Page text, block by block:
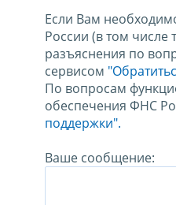
Если Вам
России (в том числе
разъяснения по
сервисом
По вопросам
обеспечения ФНС
поддержки".
Ваше сообщение: